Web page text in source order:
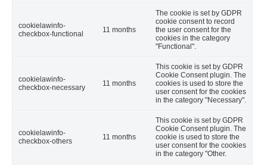
cookielawinfo-
checkbox-functional
11 months
The cookie is set by GDPR
cookie consent to record
the user consent for the
cookies in the category
"Functional".
cookielawinfo-
checkbox-necessary
11 months
This cookie is set by GDPR
Cookie Consent plugin. The
cookies is used to store the
user consent for the cookies
in the category "Necessary".
cookielawinfo-
checkbox-others
11 months
This cookie is set by GDPR
Cookie Consent plugin. The
cookie is used to store the
user consent for the cookies
in the category "Other.